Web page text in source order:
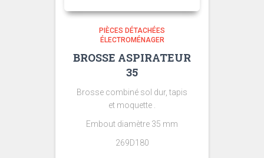
PIÈCES DÉTACHÉES
ÉLECTROMÉNAGER
BROSSE ASPIRATEUR
35
Brosse combiné sol dur, tapis
et moquette .
Embout diamètre 35 mm
269D180